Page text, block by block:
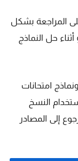
3 إعدادي على المراجعة بشكل
حل النماذج
امتحانات
النسخ
إلى المصادر